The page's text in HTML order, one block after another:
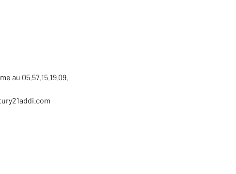
au 05.57.15.19.09.